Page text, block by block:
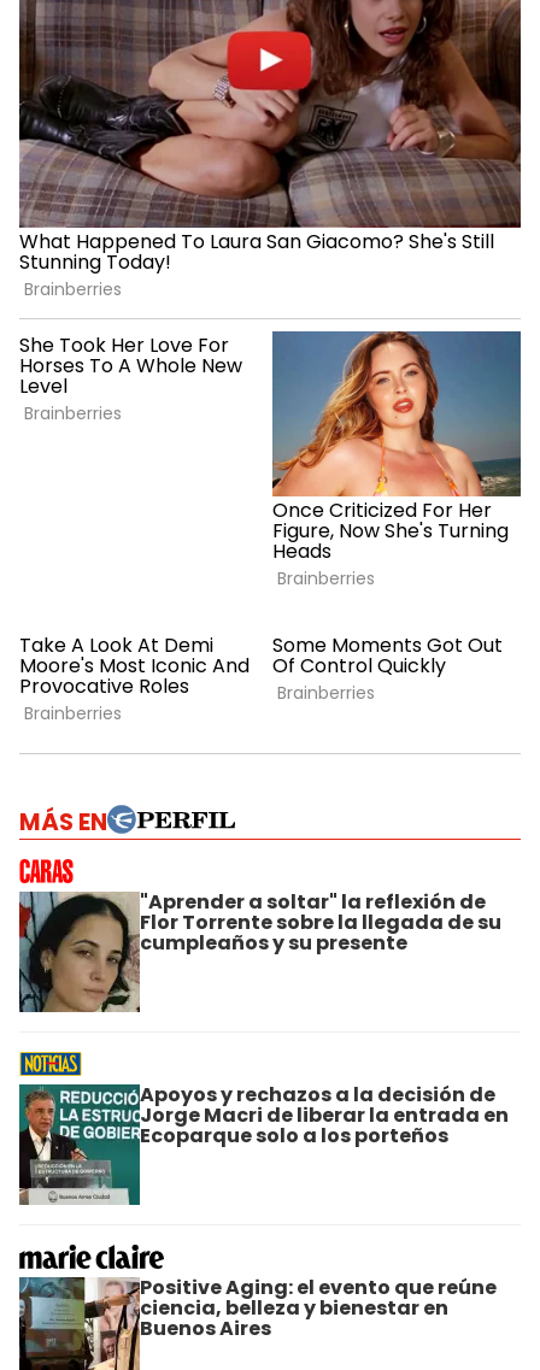
MÁS EN
"Aprender a soltar" la reflexión de
Flor Torrente sobre la llegada de su
cumpleaños y su presente
Apoyos y rechazos a la decisión de
Jorge Macri de liberar la entrada en
Ecoparque solo a los porteños
Positive Aging: el evento que reúne
ciencia, belleza y bienestar en
Buenos Aires